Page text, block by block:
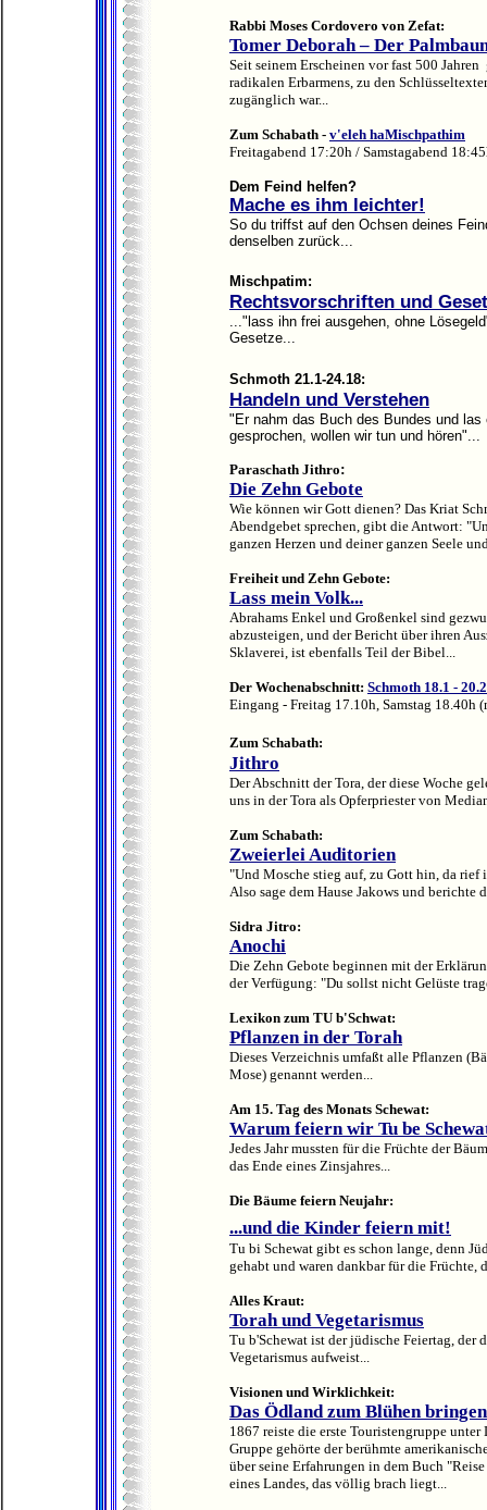
Rabbi Moses Cordovero von Zefat:
Tomer Deborah – Der
Seit seinem Erscheinen vor fast 500
radikalen Erbarmens, zu den
zugänglich war...
Zum Schabath - v'eleh haMischpathim
Freitagabend 17:20h / Samstagabend
Dem Feind helfen?
Mache es ihm leichter!
So du triffst auf den Ochsen deines
denselben zurück...
Mischpatim:
Rechtsvorschriften und
..."lass ihn frei ausgehen, ohne
Gesetze...
Schmoth 21.1-24.18:
Handeln und Verstehen
"Er nahm das Buch des Bundes und
gesprochen, wollen wir tun und hören"...
Paraschath Jithro:
Die Zehn Gebote
Wie können wir Gott dienen? Das Kriat
Abendgebet sprechen, gibt die Antwort:
ganzen Herzen und deiner ganzen Seele
Freiheit und Zehn Gebote:
Lass mein Volk...
Abrahams Enkel und Großenkel sind
abzusteigen, und der Bericht über ihren
Sklaverei, ist ebenfalls Teil der Bibel...
Der Wochenabschnitt: Schmoth 18.1 -
Eingang - Freitag 17.10h, Samstag 18.40h
Zum Schabath:
Jithro
Der Abschnitt der Tora, der diese Woche
uns in der Tora als Opferpriester von
Zum Schabath:
Zweierlei Auditorien
"Und Mosche stieg auf, zu Gott hin, da
Also sage dem Hause Jakows und berichte
Sidra Jitro:
Anochi
Die Zehn Gebote beginnen mit der
der Verfügung: "Du sollst nicht Gelüste
Lexikon zum TU b'Schwat:
Pflanzen in der Torah
Dieses Verzeichnis umfaßt alle Pflanzen
Mose) genannt werden...
Am 15. Tag des Monats Schewat:
Warum feiern wir Tu be
Jedes Jahr mussten für die Früchte der
das Ende eines Zinsjahres...
Die Bäume feiern Neujahr:
...und die Kinder feiern mit!
Tu bi Schewat gibt es schon lange, denn
gehabt und waren dankbar für die Früchte,
Alles Kraut:
Torah und Vegetarismus
Tu b'Schewat ist der jüdische Feiertag, der
Vegetarismus aufweist...
Visionen und Wirklichkeit:
Das Ödland zum Blühen bringen
1867 reiste die erste Touristengruppe
Gruppe gehörte der berühmte
über seine Erfahrungen in dem Buch
eines Landes, das völlig brach liegt...